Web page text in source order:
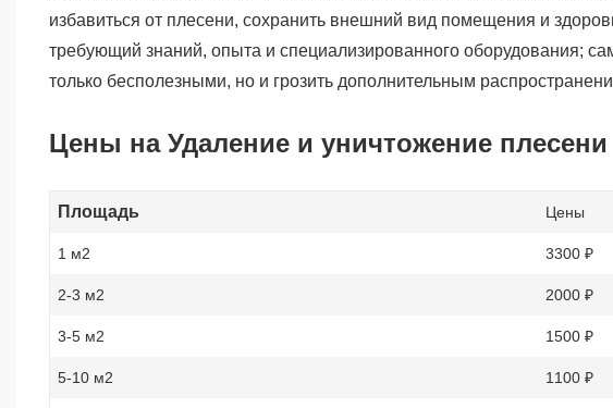
избавиться от плесени, сохранить внешний вид помещения и
требующий знаний, опыта и специализированного оборудования;
только бесполезными, но и грозить дополнительным
Цены на Удаление и уничтожение плесени
Площадь Цены
1 м2 3300 ₽
2-3 м2 2000 ₽
3-5 м2 1500 ₽
5-10 м2 1100 ₽